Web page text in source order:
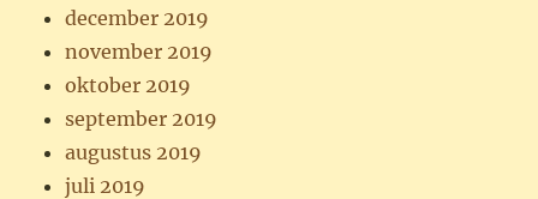
december 2019
november 2019
oktober 2019
september 2019
augustus 2019
juli 2019